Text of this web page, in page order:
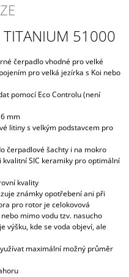
TITANIUM 51000
čerpadlo vhodné pro velké
pro velká jezírka s Koi nebo
pomocí Eco Controlu (není
mm
litiny s velkým podstavcem pro
čerpadlové šachty i na mokro
SIC keramiky pro optimální
kvality
známky opotřebení ani při
pro rotor je celokovová
mimo vodu tzv. nasucho
výšku, kde se voda objeví, ale
maximální možný průměr